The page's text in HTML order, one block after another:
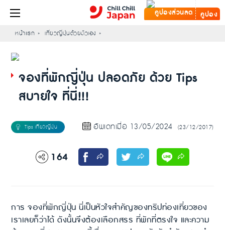
คูปอง
หน้าแรก เที่ยวญี่ปุ่นด้วยตัวเอง
จองที่พักญี่ปุ่น ปลอดภัย ด้วย Tips
สบายใจ ที่นี่!!!
อัพเดทเมื่อ 13/05/2024 (23/12/2017)
164
การ จองที่พักญี่ปุ่น นี่เป็นหัวใจสำคัญของทริปท่องเที่ยวของ
เราเลยก็ว่าได้ ดังนั้นจึงต้องเลือกสรร ที่พักที่ตรงใจ และความ